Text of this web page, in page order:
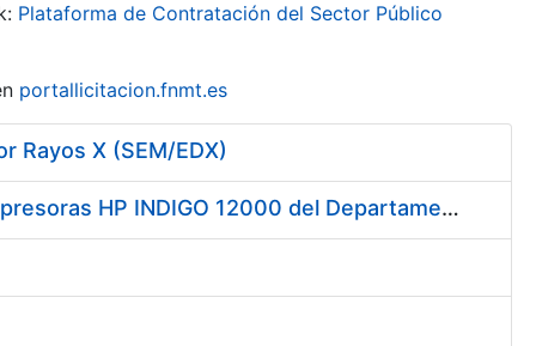
Plataforma de Contratación del Sector Público
portallicitacion.fnmt.es
Rayos X (SEM/EDX)
Servicio de Mantenimiento y Asistencia Técnica Integral de las Impresoras HP INDIGO 12000 del Departamento de Timbre y serie III HP 7900 Departamento de Imprenta/Tarjetas en su sede de Madrid